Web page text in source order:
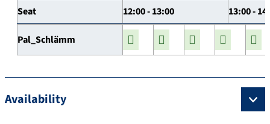
Seat 12:00 - 13:00 13:00 -
Pal_Schlämm
Availability